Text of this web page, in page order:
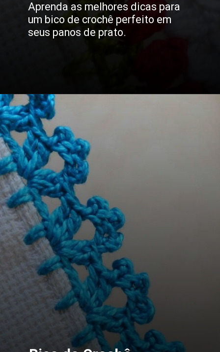
Aprenda as melhores dicas para
um bico de crochê perfeito em
seus panos de prato.
Opening